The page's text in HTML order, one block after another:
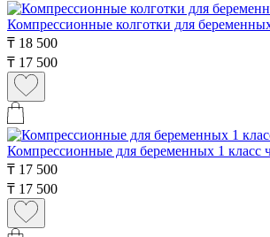
Компрессионные колготки для
₸ 18 500
₸ 17 500
Компрессионные для беременных 1 класс
₸ 17 500
₸ 17 500